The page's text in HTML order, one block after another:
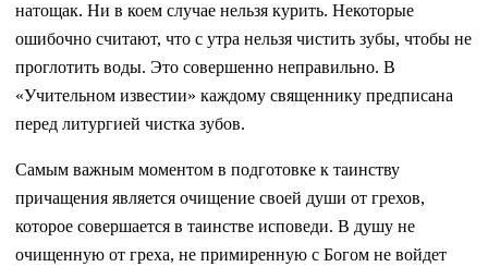
натощак. Ни в коем случае нельзя курить. Некоторые
ошибочно считают, что с утра нельзя чистить зубы, чтобы не
проглотить воды. Это совершенно неправильно. В
«Учительном известии» каждому священнику предписана
перед литургией чистка зубов.
Самым важным моментом в подготовке к таинству
причащения является очищение своей души от грехов,
которое совершается в таинстве исповеди. В душу не
очищенную от греха, не примиренную с Богом не войдет